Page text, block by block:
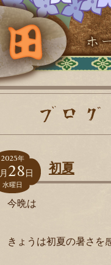
2025年
月 28 日
水曜日
初夏
今晩は
きょうは初夏の暑さを